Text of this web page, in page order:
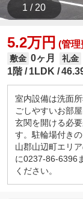
1 / 20
5.2万円 (管理
敷金 0ヶ月 礼金
1階
1LDK
室内設備は洗面
ごしやすいお部
玄関を開ける必
す。駐輪場付き
山郡山辺町エリ
に0237-86-6396
ください。